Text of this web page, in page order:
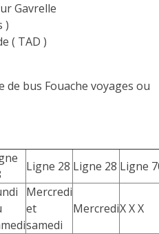
Gavrelle
)
( TAD )
bus Fouache voyages ou
Ligne 28 Ligne 28 Ligne
Mercredi
et
samedi
MercrediX X X